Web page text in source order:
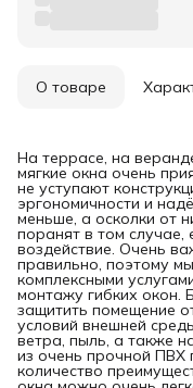
О товаре
На террасе, на
мягкие окна очень
не уступают
эргономичности и
меньше, а осколки от
поранят в том случае,
воздействие. Очень
правильно, поэтому
комплексными
монтажу гибких окон.
защитить помещение
условий внешней
ветра, пыль, а также
из очень прочной ПВХ
количество